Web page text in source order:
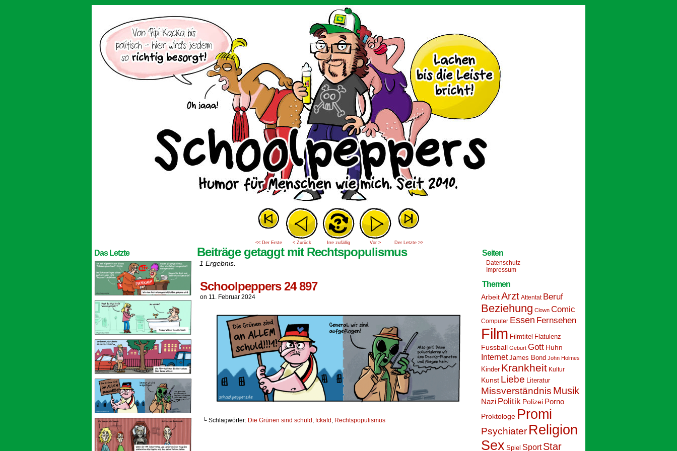
<< Der Erste < Zurück Irre zufällig Vor > Der Letzte >>
Das Letzte Beiträge getaggt mit Rechtspopulismus
1 Ergebnis.
Schoolpeppers 24 897
on 11. Februar 2024
└ Schlagwörter: Die Grünen sind schuld , fckafd , Rechtspopulismus
Seiten
Datenschutz
Impressum
Themen
ArbeitArzt Attentat Beruf
Beziehung Clown Comic
Computer Essen Fernsehen
Film Filmtitel Flatulenz
Fussball Geburt Gott Huhn
Internet James Bond John Holmes
Kinder Krankheit Kultur
Kunst Liebe Literatur
Missverständnis Musik
Nazi Politik Polizei Porno
Proktologe Promi
Psychiater Religion
Sex Spiel Sport Star